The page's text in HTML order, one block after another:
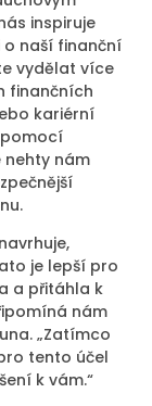
inspiruje
naší finanční
vydělat více
finančních
kariérní
nehty nám
je lepší pro
a přitáhla k
nám
„Zatímco
tento účel
k vám.“